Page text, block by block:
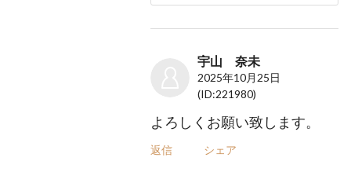
宇山 奈未
2025年10月25日
(ID:221980)
よろしくお願い致します。
返信 シェア